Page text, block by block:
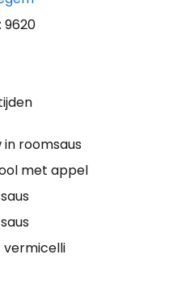
9620
roomsaus
met appel
vermicelli